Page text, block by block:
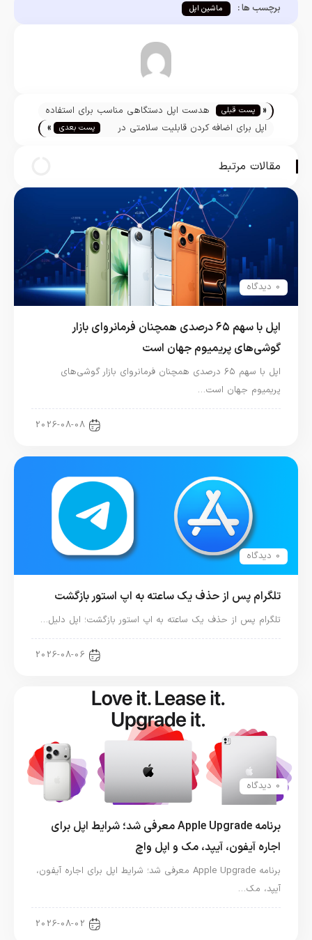
برچسب ها : ماشین اپل
« پست قبلی
هدست اپل دستگاهی مناسب برای استفاده
روزمره نیست
اپل برای اضافه کردن قابلیت سلامتی در
پست بعدی »
مقالات مرتبط
0 دیدگاه
اپل با سهم ۶۵ درصدی همچنان فرمانروای بازار
گوشی‌های پریمیوم جهان است
اپل با سهم ۶۵ درصدی همچنان فرمانروای بازار گوشی‌های
پریمیوم جهان است…
2026-08-08
0 دیدگاه
تلگرام پس از حذف یک ساعته به اپ استور بازگشت
تلگرام پس از حذف یک ساعته به اپ استور بازگشت؛ اپل دلیل…
2026-08-06
0 دیدگاه
برنامه Apple Upgrade معرفی شد؛ شرایط اپل برای
اجاره آیفون، آیپد، مک و اپل واچ
برنامه Apple Upgrade معرفی شد؛ شرایط اپل برای اجاره آیفون،
آیپد، مک…
2026-08-02